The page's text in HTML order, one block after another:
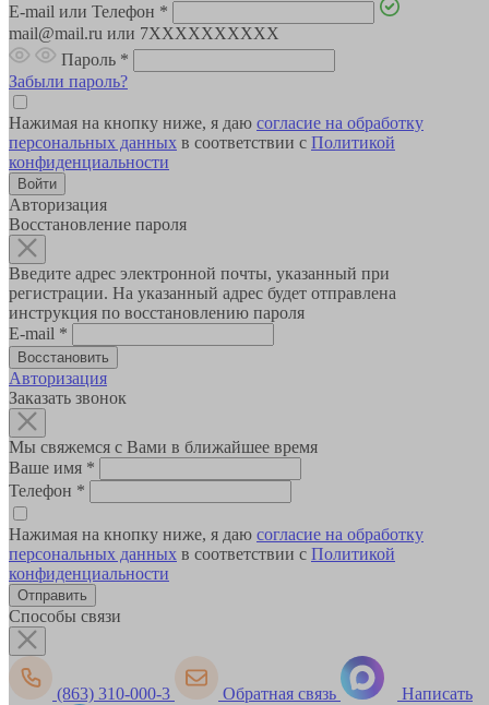
E-mail или Телефон *
mail@mail.ru или 7XXXXXXXXXX
Пароль *
Забыли пароль?
Нажимая на кнопку ниже, я даю согласие на обработку
персональных данных в соответствии с Политикой
конфиденциальности
Авторизация
Восстановление пароля
Введите адрес электронной почты, указанный при
регистрации. На указанный адрес будет отправлена
инструкция по восстановлению пароля
E-mail *
Авторизация
Заказать звонок
Мы свяжемся с Вами в ближайшее время
Ваше имя *
Телефон *
Нажимая на кнопку ниже, я даю согласие на обработку
персональных данных в соответствии с Политикой
конфиденциальности
Способы связи
(863) 310-000-3 Обратная связь Написать